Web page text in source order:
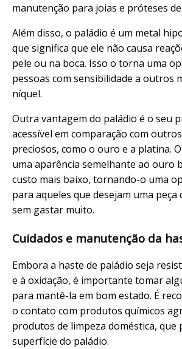
manutenção para joias e próteses
Além disso, o paládio é um metal
que significa que ele não causa
pele ou na boca. Isso o torna uma
pessoas com sensibilidade a outros
níquel.
Outra vantagem do paládio é o seu
acessível em comparação com
preciosos, como o ouro e a platina.
uma aparência semelhante ao ouro
custo mais baixo, tornando-o uma
para aqueles que desejam uma peça
sem gastar muito.
Cuidados e manutenção da
Embora a haste de paládio seja
e à oxidação, é importante tomar
para mantê-la em bom estado. É
o contato com produtos químicos
produtos de limpeza doméstica, que
superfície do paládio.